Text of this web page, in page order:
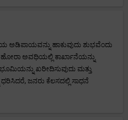
ಹಾಕುವುದು ಶುಭವೆಂದು
ಅವಧಿಯಲ್ಲಿ ಕಾರ್ಖಾನೆಯನ್ನು
ಖರೀದಿಸುವುದು ಮತ್ತು
ಧರಿಸಿದರೆ, ಜನರು ಕೆಲಸದಲ್ಲಿ ಸಾಧನೆ